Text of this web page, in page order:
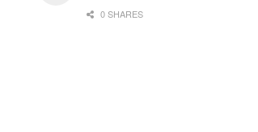
0 SHARES